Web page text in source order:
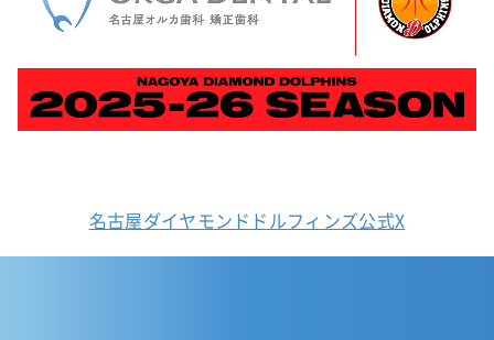
名古屋ダイヤモンドドルフィンズ公式X